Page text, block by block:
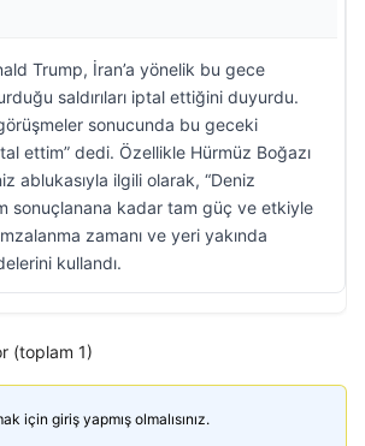
Trump, İran’a yönelik bu gece
saldırıları iptal ettiğini duyurdu.
sonucunda bu geceki
ettim” dedi. Özellikle Hürmüz Boğazı
ablukasıyla ilgili olarak, “Deniz
sonuçlanana kadar tam güç ve etkiyle
zamanı ve yeri yakında
kullandı.
(toplam 1)
için giriş yapmış olmalısınız.